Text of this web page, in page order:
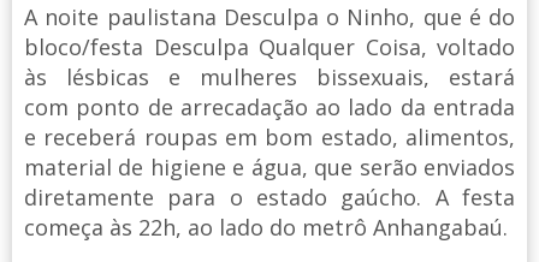
A noite paulistana Desculpa o Ninho, que é do
bloco/festa Desculpa Qualquer Coisa, voltado
às lésbicas e mulheres bissexuais, estará
com ponto de arrecadação ao lado da entrada
e receberá roupas em bom estado, alimentos,
material de higiene e água, que serão enviados
diretamente para o estado gaúcho. A festa
começa às 22h, ao lado do metrô Anhangabaú.